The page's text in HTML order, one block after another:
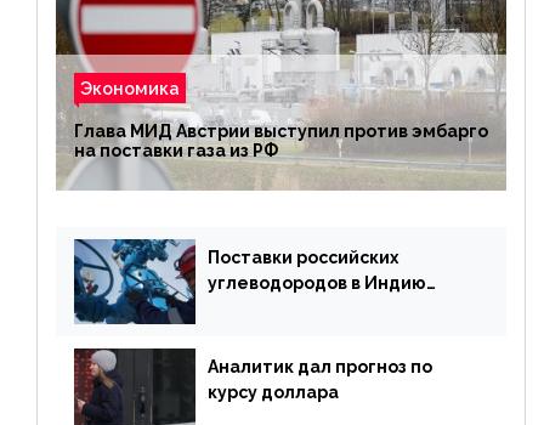
Экономика
Глава МИД Австрии выступил против эмбарго
на поставки газа из РФ
Поставки российских
углеводородов в Индию
Аналитик дал прогноз по
курсу доллара